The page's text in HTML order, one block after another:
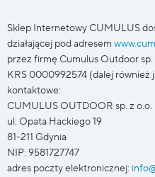
Sklep Internetowy CUMULUS
działającej pod adresem
przez firmę Cumulus Outdoor
KRS 0000992574 (dalej również
kontaktowe:
CUMULUS OUTDOOR sp. z o.o.
ul. Opata Hackiego 19
81-211 Gdynia
NIP: 9581727747
adres poczty elektronicznej: